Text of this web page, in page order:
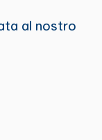
al nostro